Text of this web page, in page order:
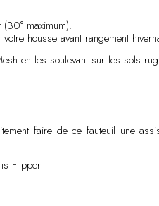
maximum).
housse avant rangement
en les soulevant sur les sols
faire de ce fauteuil une
Flipper